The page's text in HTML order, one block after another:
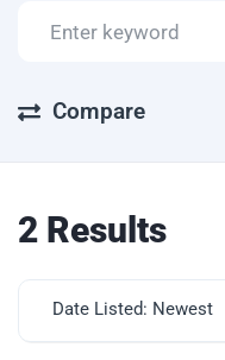
Compare
2 Results
Date Listed: Newest